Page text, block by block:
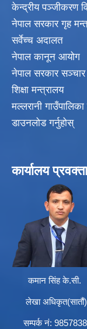
केन्द्रीय पञ्जीकरण
नेपाल सरकार गृह
सर्वेच्च अदालत
नेपाल कानून आयोग
नेपाल सरकार सञ्चार
शिक्षा मन्त्रालय
मल्लरानी
डाउनलोड गर्नुहोस्
कार्यालय प्रवक्ता
कमान सिंह के.सी.
लेखा अधिकृत(सातौं)
सम्पर्क न‌ं: